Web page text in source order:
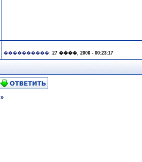
����������: 27 ����, 2006 - 00:23:17
»